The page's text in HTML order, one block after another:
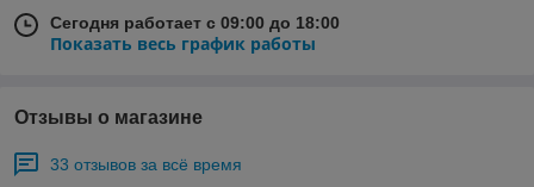
Сегодня работает с 09:00 до 18:00
Показать весь график работы
Отзывы о магазине
33 отзывов за всё время